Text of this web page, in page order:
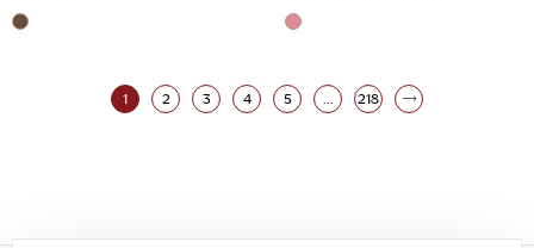
1 2 3 4 5 ... 218